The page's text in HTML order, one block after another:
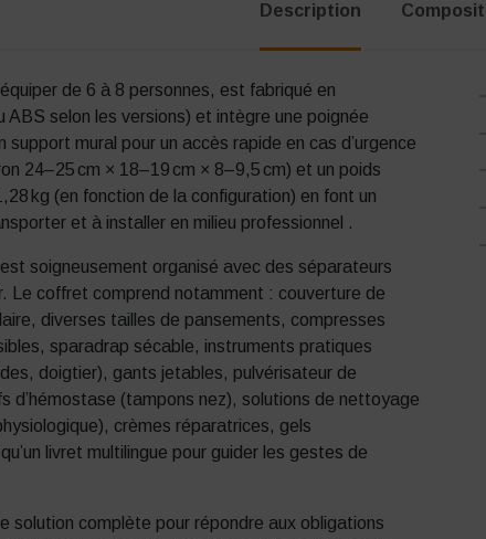
Description
de 6 à 8 personnes, est fabriqué en
ABS selon les versions) et intègre une poignée
support mural pour un accès rapide en cas d’urgence
24–25 cm × 18–19 cm × 8–9,5 cm) et un poids
kg (en fonction de la configuration) en font un
et à installer en milieu professionnel .
est soigneusement organisé avec des séparateurs
Le coffret comprend notamment : couverture de
diverses tailles de pansements, compresses
sparadrap sécable, instruments pratiques
doigtier), gants jetables, pulvérisateur de
d’hémostase (tampons nez), solutions de nettoyage
crèmes réparatrices, gels
livret multilingue pour guider les gestes de
solution complète pour répondre aux obligations